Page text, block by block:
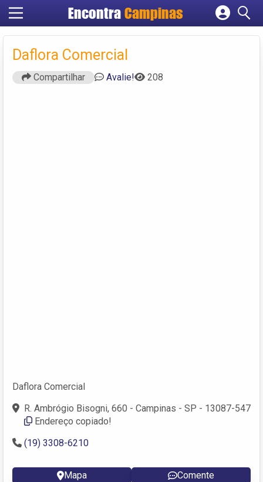
Encontra Campinas
Cadastrar empresa
Criar conta
Daflora Comercial
Compartilhar Avalie! 208
Daflora Comercial
R. Ambrógio Bisogni, 660 - Campinas - SP - 13087-547
Endereço copiado!
(19) 3308-6210
Mapa Comente